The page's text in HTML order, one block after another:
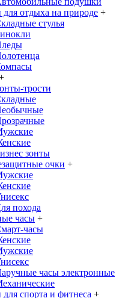
для отдыха на природе +
стулья
трости
зонты
очки +
похода
часы +
часы
часы электронные
спорта и фитнеса +